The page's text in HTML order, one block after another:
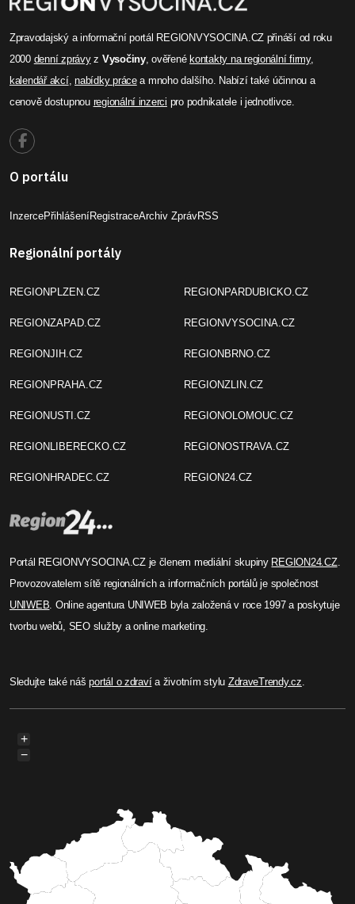
Zpravodajský a informační portál REGIONVYSOCINA.CZ přináší od roku
2000 denní zprávyz Vysočiny, ověřenékontakty na regionální firmy,
kalendář akcí,nabídky prácea mnoho dalšího. Nabízí také účinnou a
cenově dostupnou regionální inzerci pro podnikatele i jednotlivce.
O portálu
InzercePřihlášeníRegistraceArchiv ZprávRSS
Regionální portály
REGIONPLZEN.CZ
REGIONZAPAD.CZ
REGIONJIH.CZ
REGIONPRAHA.CZ
REGIONUSTI.CZ
REGIONLIBERECKO.CZ
REGIONHRADEC.CZ
REGIONPARDUBICKO.CZ
REGIONVYSOCINA.CZ
REGIONBRNO.CZ
REGIONZLIN.CZ
REGIONOLOMOUC.CZ
REGIONOSTRAVA.CZ
REGION24.CZ
Portál REGIONVYSOCINA.CZ je členem mediální skupiny REGION24.CZ.
Provozovatelem sítě regionálních a informačních portálů je společnost
UNIWEB . Online agentura UNIWEB byla založená v roce 1997 a poskytuje
tvorbu webů, SEO služby a online marketing.
Sledujte také nášportál o zdravía životním stylu ZdraveTrendy.cz
+
−